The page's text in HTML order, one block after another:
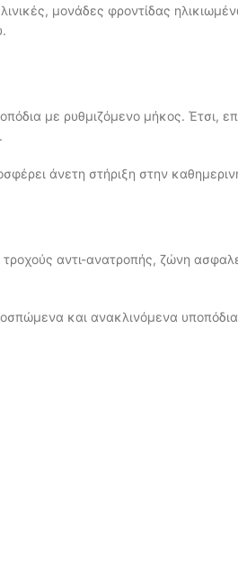
μονάδες φροντίδας
με ρυθμιζόμενο μήκος. Έτσι,
άνετη στήριξη στην
αντι-ανατροπής, ζώνη
και ανακλινόμενα